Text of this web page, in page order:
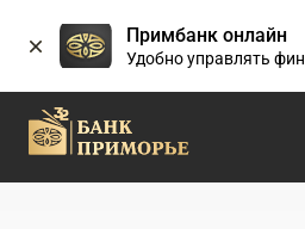
Примбанк онлайн
Удобно управлять